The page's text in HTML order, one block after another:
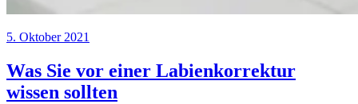
5. Oktober 2021
Was Sie vor einer Labienkorrektur
wissen sollten